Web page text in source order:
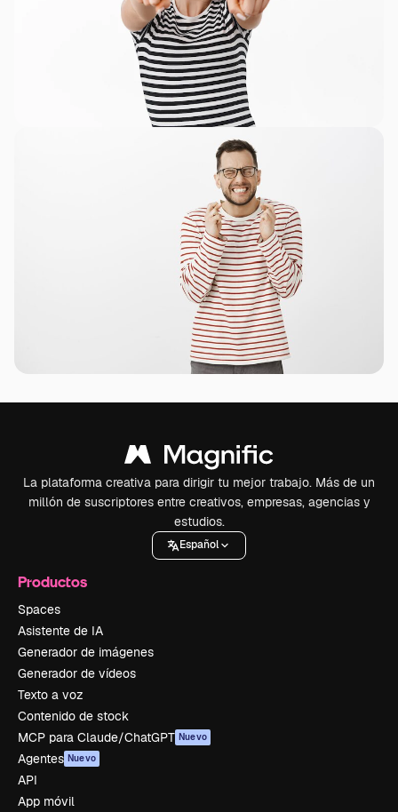
La plataforma creativa para dirigir tu mejor trabajo. Más de un
millón de suscriptores entre creativos, empresas, agencias y
estudios.
Español
Productos
Spaces
Asistente de IA
Generador de imágenes
Generador de vídeos
Texto a voz
Contenido de stock
MCP para Claude/ChatGPT Nuevo
Agentes Nuevo
API
App móvil